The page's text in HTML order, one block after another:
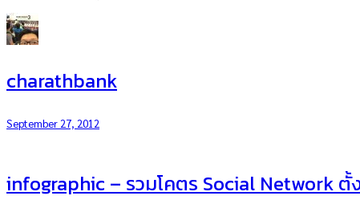
charathbank
September 27, 2012
infographic – รวมโคตร Social Network